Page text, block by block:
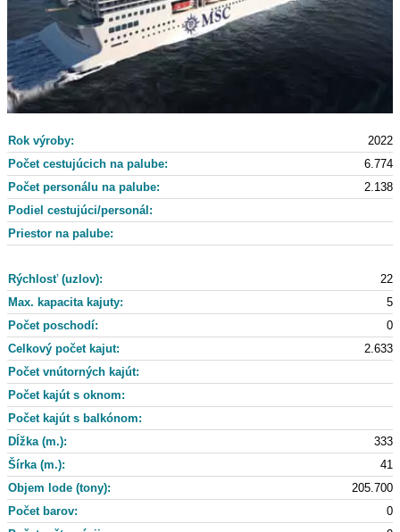
Rok výroby:
2022
Počet cestujúcich na palube:
6.774
Počet personálu na palube:
2.138
Podiel cestujúci/personál:
Priestor na palube:
22
Rýchlosť (uzlov):
5
Max. kapacita kajuty:
Počet poschodí:
0
Celkový počet kajut:
2.633
Počet vnútorných kajút:
Počet kajút s oknom:
Počet kajút s balkónom:
Dĺžka (m.):
333
Šírka (m.):
41
Objem lode (tony):
205.700
Počet barov:
0